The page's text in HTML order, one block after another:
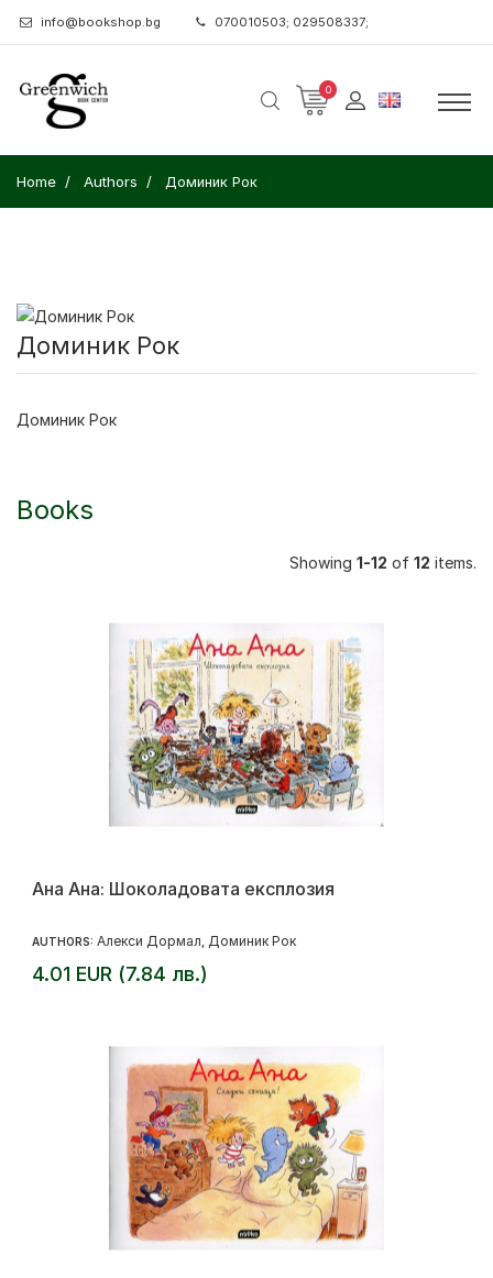
info@bookshop.bg 070010503; 029508337;
0
Home Authors Доминик Рок
Доминик Рок
Доминик Рок
Books
Showing 1-12 of 12 items.
Ана Ана: Шоколадовата експлозия
AUTHORS: Алекси Дормал Доминик Рок
4.01 EUR (7.84 лв.)